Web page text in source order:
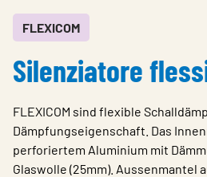
Su Lindab
Su Tecnovent
Download
Log in
FLEXICOM
Silenziatore
FLEXICOM sind flexible
Dämpfungseigenschaft. Das
perforiertem Aluminium mit
Glaswolle (25mm). Aussenmantel